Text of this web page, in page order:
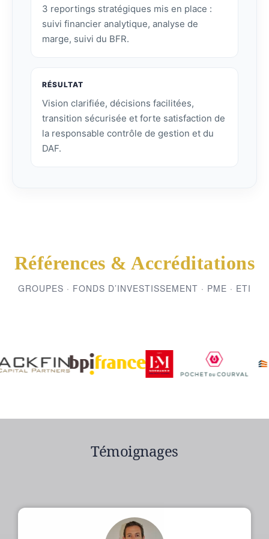
3 reportings stratégiques mis en place :
suivi financier analytique, analyse de
marge, suivi du BFR.
RÉSULTAT
Vision clarifiée, décisions facilitées,
transition sécurisée et forte satisfaction de
la responsable contrôle de gestion et du
DAF.
Références & Accréditations
GROUPES · FONDS D’INVESTISSEMENT · PME · ETI
Témoignages